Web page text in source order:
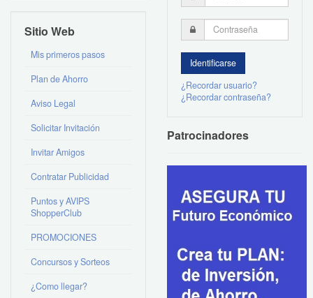
Sitio Web
Mis primeros pasos
Plan de Ahorro
Aviso Legal
Solicitar Invitación
Invitar Amigos
Contratar Publicidad
Puntos y AVIPS
ShopperClub
PROMOCIONES
Concursos y Sorteos
¿Como llegar?
¿Recordar usuario?
¿Recordar contraseña?
Patrocinadores